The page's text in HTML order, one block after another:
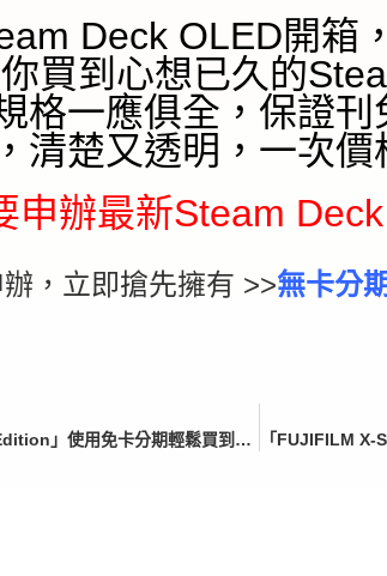
Deck OLED開箱
買到心想已久的
格一應俱全，保證
清楚又透明，一次價
申辦最新Steam
，立即搶先擁有 >>無卡分
「ROG Phone 8 Pro Edition」使用免卡分期輕鬆買到，ROG Phone 8 Pro商品開箱介紹